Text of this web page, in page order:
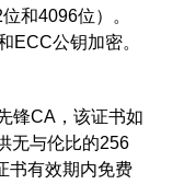
和4096位）。
ECC公钥加密。
锋CA，该证书如
无与伦比的256
书有效期内免费